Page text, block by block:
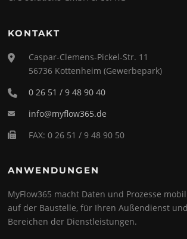
KONTAKT
Caspar-Clemens-Pickel-Str. 11
56736 Kottenheim (Gewerbepark)
0 26 51 / 9 48 90 40
info@myflow365.de
FAX: 0 26 51 / 9 48 90 50
ANWENDUNGEN
MyFlow365 macht Daten und Prozesse
auf der Baustelle, für Ihren Außendienst
Bereichen der Dienstleistungen.